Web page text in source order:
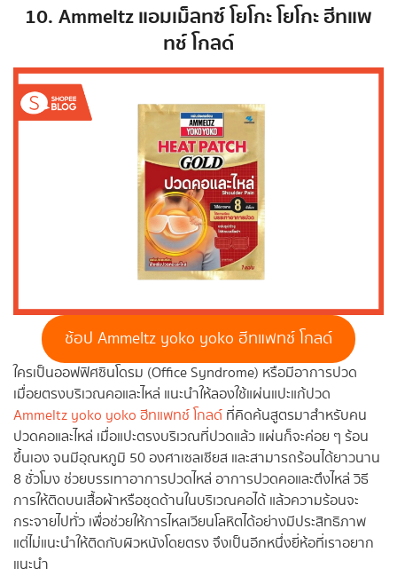
10. Ammeltz แอมเม็ลทซ์ โยโกะ โยโกะ ฮีทแพ
ทช์ โกลด์
ช้อป Ammeltz yoko yoko ฮีทแพทช์ โกลด์
ใครเป็นออฟฟิศซินโดรม (Office Syndrome) หรือมีอาการปวด
เมื่อยตรงบริเวณคอและไหล่ แนะนำให้ลองใช้แผ่นแปะแก้ปวด
Ammeltz yoko yoko ฮีทแพทช์ โกลด์ ที่คิดค้นสูตรมาสำหรับคน
ปวดคอและไหล่ เมื่อแปะตรงบริเวณที่ปวดแล้ว แผ่นก็จะค่อย ๆ ร้อน
ขึ้นเอง จนมีอุณหภูมิ 50 องศาเซลเซียส และสามารถร้อนได้ยาวนาน
8 ชั่วโมง ช่วยบรรเทาอาการปวดไหล่ อาการปวดคอและตึงไหล่ วิธี
การให้ติดบนเสื้อผ้าหรือชุดด้านในบริเวณคอได้ แล้วความร้อนจะ
กระจายไปทั่ว เพื่อช่วยให้การไหลเวียนโลหิตได้อย่างมีประสิทธิภาพ
แต่ไม่แนะนำให้ติดกับผิวหนังโดยตรง จึงเป็นอีกหนึ่งยี่ห้อที่เราอยาก
แนะนำ